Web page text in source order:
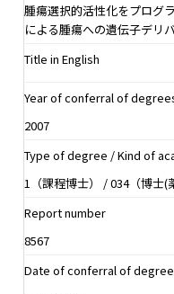
腫瘍選択的活性化をプログ
による腫瘍への遺伝子デリ
Title in English
Year of conferral of
2007
Type of degree / Kind of
1（課程博士） / 034（博士(
Report number
8567
Date of conferral of